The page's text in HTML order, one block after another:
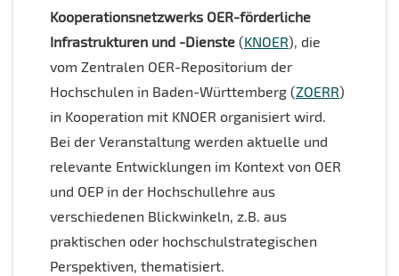
Kooperationsnetzwerks OER-förderliche
Infrastrukturen und -Dienste (KNOER), die
vom Zentralen OER-Repositorium der
Hochschulen in Baden-Württemberg (ZOERR)
in Kooperation mit KNOER organisiert wird.
Bei der Veranstaltung werden aktuelle und
relevante Entwicklungen im Kontext von OER
und OEP in der Hochschullehre aus
verschiedenen Blickwinkeln, z.B. aus
praktischen oder hochschulstrategischen
Perspektiven, thematisiert.